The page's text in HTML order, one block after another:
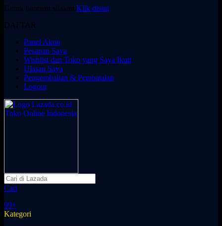
Untuk bantuan silakan,Klik disini
DAFTAR
Panel Akun
Pesanan Saya
Wishlist dan Toko yang Saya Ikuti
Ulasan Saya
Pengembalian & Pembatalan
Logout
Cari
99+
Kategori